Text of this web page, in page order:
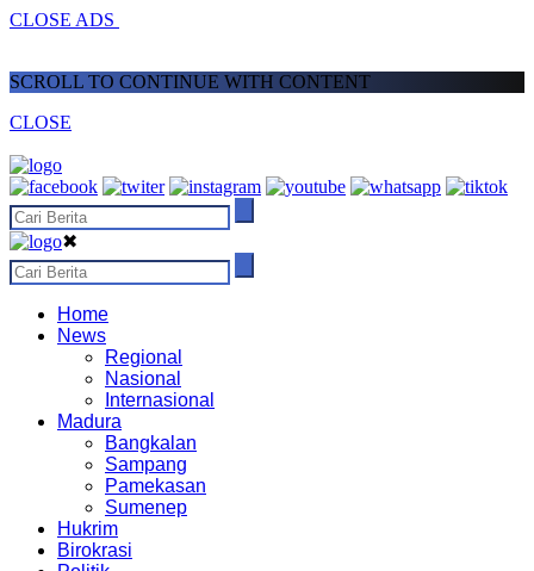
CLOSE ADS
SCROLL TO CONTINUE WITH CONTENT
CLOSE
✖
Home
News
Regional
Nasional
Internasional
Madura
Bangkalan
Sampang
Pamekasan
Sumenep
Hukrim
Birokrasi